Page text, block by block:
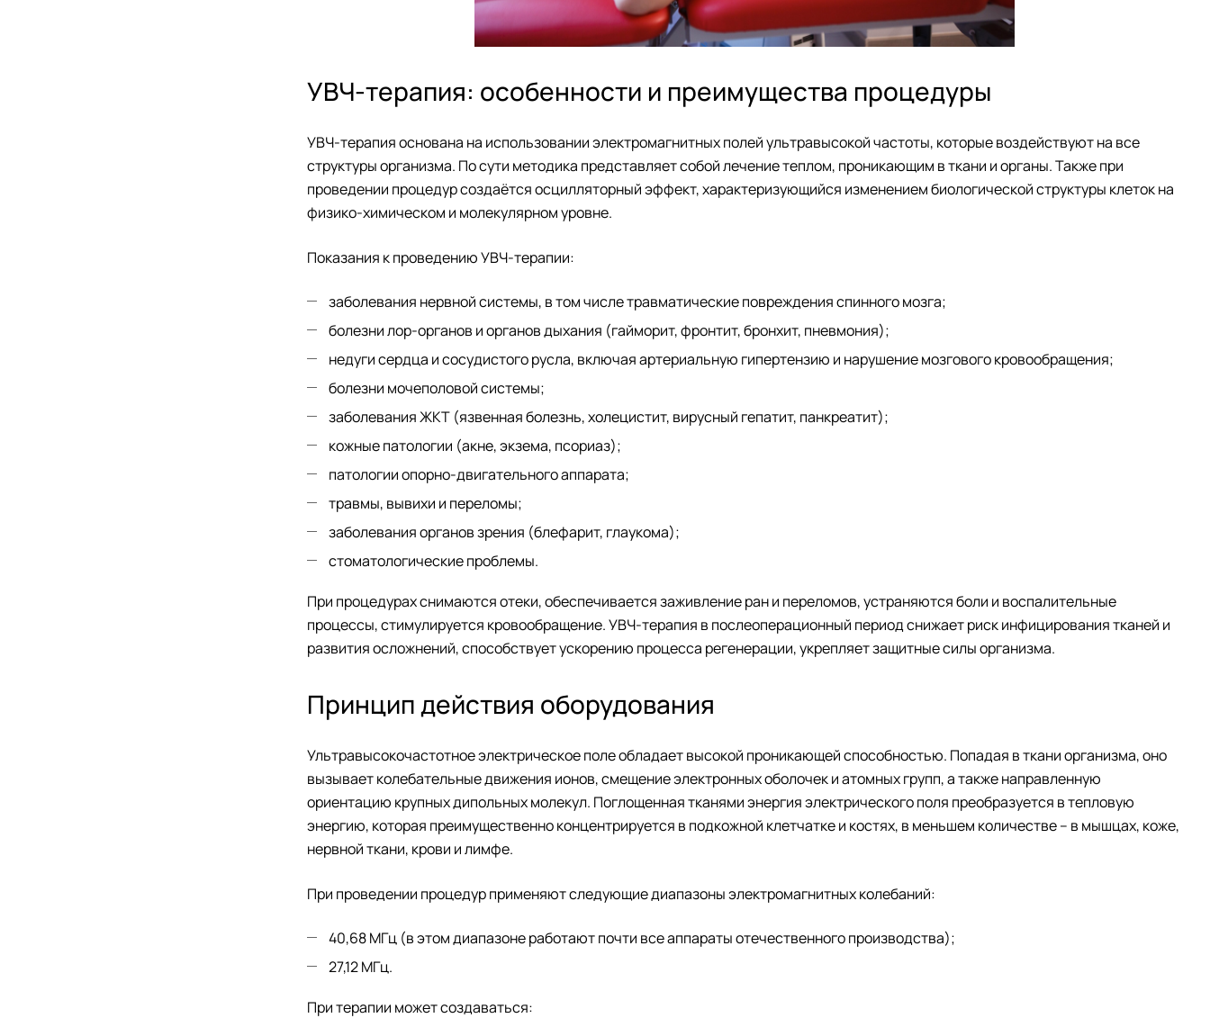
УВЧ-терапия: особенности и преимущества процедуры
УВЧ-терапия основана на использовании электромагнитных полей ультравысокой частоты, которые воздействуют на все
структуры организма. По сути методика представляет собой лечение теплом, проникающим в ткани и органы.Также при
проведении процедур создаётся осцилляторный эффект, характеризующийся изменением биологической структуры клеток на
физико-химическом и молекулярном уровне.
Показания к проведению УВЧ-терапии:
заболевания нервной системы, в том числе травматические повреждения спинного мозга;
болезни лор-органов и органов дыхания (гайморит, фронтит, бронхит, пневмония);
недуги сердца и сосудистого русла, включая артериальную гипертензию и нарушение мозгового кровообращения;
болезни мочеполовой системы;
заболевания ЖКТ (язвенная болезнь, холецистит, вирусный гепатит, панкреатит);
кожные патологии (акне, экзема, псориаз);
патологии опорно-двигательного аппарата;
травмы, вывихи и переломы;
заболевания органов зрения (блефарит, глаукома);
стоматологические проблемы.
При процедурах снимаются отеки, обеспечивается заживление ран и переломов, устраняются боли и воспалительные
процессы, стимулируется кровообращение.УВЧ-терапия в послеоперационный период снижает риск инфицирования тканей и
развития осложнений, способствует ускорению процесса регенерации, укрепляет защитные силы организма.
Принцип действия оборудования
Ультравысокочастотное электрическое поле обладает высокой проникающей способностью. Попадая в ткани организма, оно
вызывает колебательные движения ионов, смещение электронных оболочек и атомных групп, а также направленную
ориентацию крупных дипольных молекул. Поглощенная тканями энергия электрического поля преобразуется в тепловую
энергию, которая преимущественно концентрируется в подкожной клетчатке и костях, в меньшем количестве – в мышцах, коже,
нервной ткани, крови и лимфе.
При проведении процедур применяют следующие диапазоны электромагнитных колебаний:
40,68 МГц (в этом диапазоне работают почти все аппараты отечественного производства);
27,12 МГц.
При терапии может создаваться: